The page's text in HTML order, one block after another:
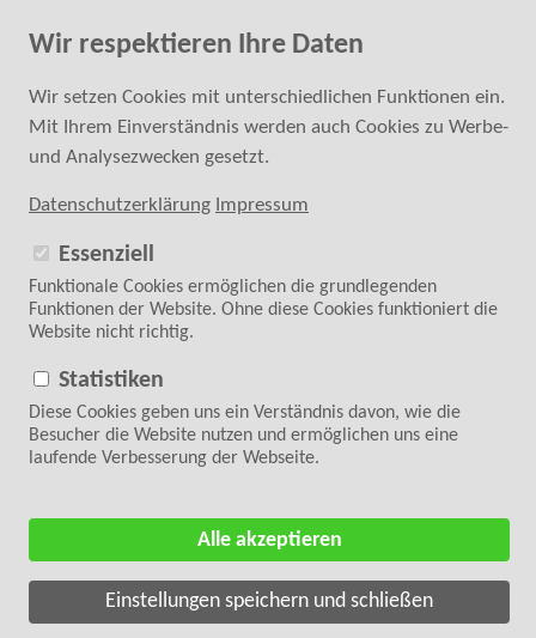
Fachkundige Hilfe bei der Kaufentscheidung
0 24 52 - 6 87 40 20
SUCHE
Startseite>Zubehör>Overlock Nähfüße
Wir respektieren Ihre Daten
Wir setzen Cookies mit unterschiedlichen Funktionen ein.
Mit Ihrem Einverständnis werden auch Cookies zu Werbe-
und Analysezwecken gesetzt.
Datenschutzerklärung Impressum
Essenziell
Funktionale Cookies ermöglichen die grundlegenden
Funktionen der Website. Ohne diese Cookies funktioniert die
Website nicht richtig.
Statistiken
Diese Cookies geben uns ein Verständnis davon, wie die
Besucher die Website nutzen und ermöglichen uns eine
laufende Verbesserung der Webseite.
Alle akzeptieren
Einstellungen speichern und schließen